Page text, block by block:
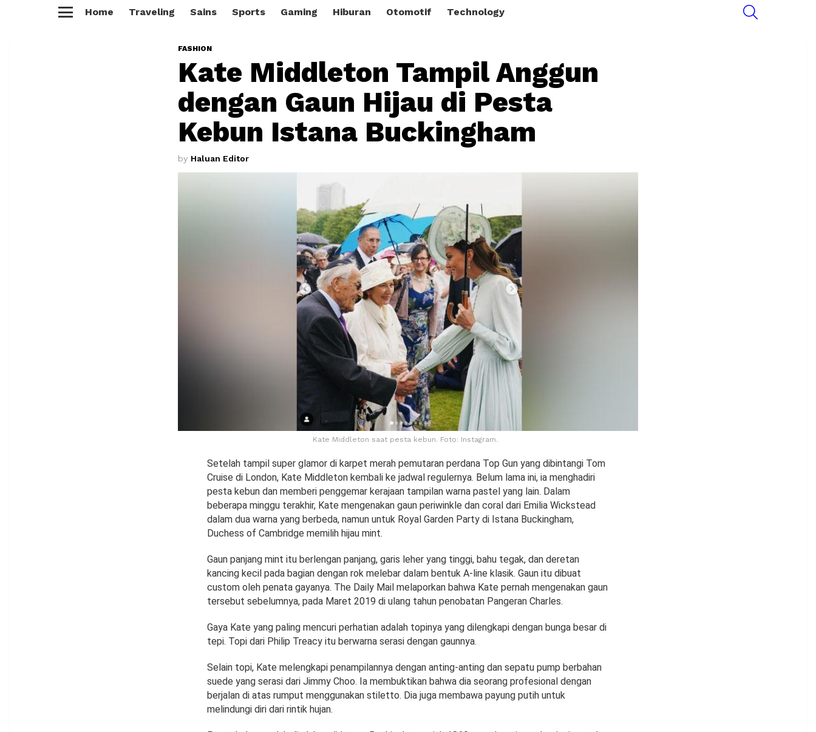
Home Traveling Sains Sports Gaming Hiburan Otomotif Technology
FASHION
Kate Middleton Tampil Anggun
dengan Gaun Hijau di Pesta
Kebun Istana Buckingham
by Haluan Editor
Kate Middleton saat pesta kebun. Foto: Instagram.
Setelah tampil super glamor di karpet merah pemutaran perdana Top Gun yang dibintangi Tom
Cruise di London, Kate Middleton kembali ke jadwal regulernya. Belum lama ini, ia menghadiri
pesta kebun dan memberi penggemar kerajaan tampilan warna pastel yang lain. Dalam
beberapa minggu terakhir, Kate mengenakan gaun periwinkle dan coral dari Emilia Wickstead
dalam dua warna yang berbeda, namun untuk Royal Garden Party di Istana Buckingham,
Duchess of Cambridge memilih hijau mint.
Gaun panjang mint itu berlengan panjang, garis leher yang tinggi, bahu tegak, dan deretan
kancing kecil pada bagian dengan rok melebar dalam bentuk A-line klasik. Gaun itu dibuat
custom oleh penata gayanya. The Daily Mail melaporkan bahwa Kate pernah mengenakan gaun
tersebut sebelumnya, pada Maret 2019 di ulang tahun penobatan Pangeran Charles.
Gaya Kate yang paling mencuri perhatian adalah topinya yang dilengkapi dengan bunga besar di
tepi. Topi dari Philip Treacy itu berwarna serasi dengan gaunnya.
Selain topi, Kate melengkapi penampilannya dengan anting-anting dan sepatu pump berbahan
suede yang serasi dari Jimmy Choo. Ia membuktikan bahwa dia seorang profesional dengan
berjalan di atas rumput menggunakan stiletto. Dia juga membawa payung putih untuk
melindungi diri dari rintik hujan.